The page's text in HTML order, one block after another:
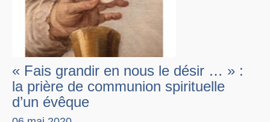
« Fais grandir en nous le désir … » :
la prière de communion spirituelle
d’un évêque